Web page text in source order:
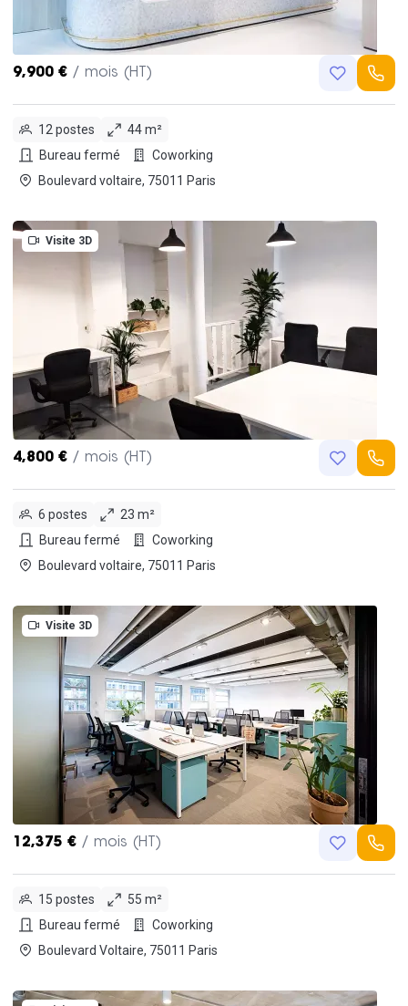
9,900 € / mois (HT)
12 postes
44 m²
Bureau fermé
Coworking
Boulevard voltaire, 75011 Paris
Visite 3D
4,800 € / mois (HT)
6 postes
23 m²
Bureau fermé
Coworking
Boulevard voltaire, 75011 Paris
Visite 3D
12,375 € / mois (HT)
15 postes
55 m²
Bureau fermé
Coworking
Boulevard Voltaire, 75011 Paris